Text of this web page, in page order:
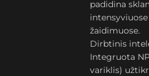
padidina
intensyviuose
žaidimuose.
Dirbtinis
Integruota
variklis)